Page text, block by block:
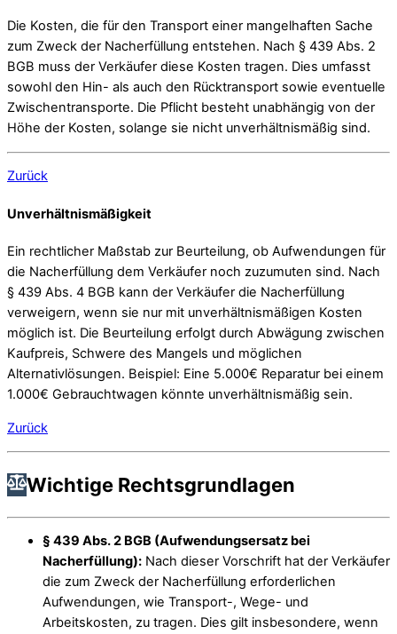
Die Kosten, die für den Transport einer mangelhaften Sache
zum Zweck der Nacherfüllung entstehen. Nach § 439 Abs. 2
BGB muss der Verkäufer diese Kosten tragen. Dies umfasst
sowohl den Hin- als auch den Rücktransport sowie eventuelle
Zwischentransporte. Die Pflicht besteht unabhängig von der
Höhe der Kosten, solange sie nicht unverhältnismäßig sind.
Zurück
Unverhältnismäßigkeit
Ein rechtlicher Maßstab zur Beurteilung, ob Aufwendungen für
die Nacherfüllung dem Verkäufer noch zuzumuten sind. Nach
§ 439 Abs. 4 BGB kann der Verkäufer die Nacherfüllung
verweigern, wenn sie nur mit unverhältnismäßigen Kosten
möglich ist. Die Beurteilung erfolgt durch Abwägung zwischen
Kaufpreis, Schwere des Mangels und möglichen
Alternativlösungen. Beispiel: Eine 5.000€ Reparatur bei einem
1.000€ Gebrauchtwagen könnte unverhältnismäßig sein.
Zurück
Wichtige Rechtsgrundlagen
§ 439 Abs. 2 BGB (Aufwendungsersatz bei
Nacherfüllung): Nach dieser Vorschrift hat der Verkäufer
die zum Zweck der Nacherfüllung erforderlichen
Aufwendungen, wie Transport-, Wege- und
Arbeitskosten, zu tragen. Dies gilt insbesondere, wenn